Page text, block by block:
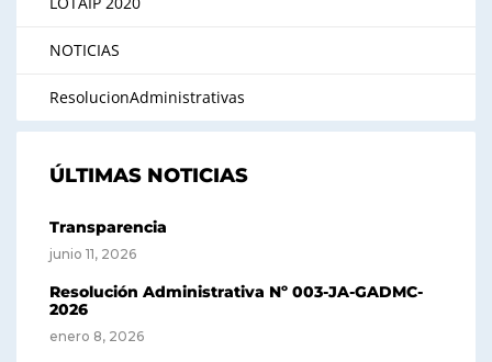
NOTICIAS
ResolucionAdministrativas
ÚLTIMAS NOTICIAS
Transparencia
junio 11, 2026
Resolución Administrativa Nº 003-JA-GADMC-
2026
enero 8, 2026